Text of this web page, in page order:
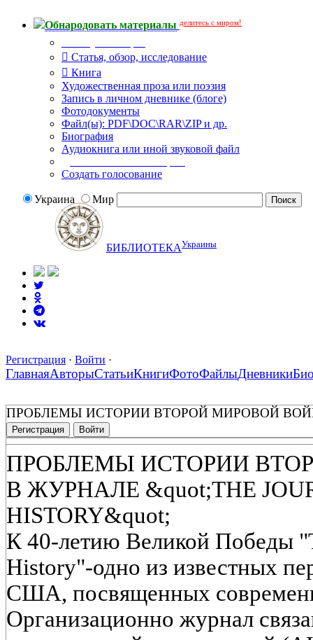
Обнародовать материалы делитесь с миром!
Статья, обзор, исследование
Книга
Художественная проза или поэзия
Запись в личном дневнике (блоге)
Фотодокументы
Файл(ы): PDF\DOC\RAR\ZIP и др.
Биография
Аудиокнига или иной звуковой файл
Создать голосование
Украина Мир
БИБЛИОТЕКАУкраины
Регистрация · Войти ·
ГлавнаяАвторыСтатьиКнигиФотоФайлыДневники
ПРОБЛЕМЫ ИСТОРИИ ВТОРОЙ МИРОВОЙ ВОЙНЫ
Регистрация Войти
ПРОБЛЕМЫ ИСТОРИИ
В ЖУРНАЛЕ &quot;THE
HISTORY&quot;
К 40-летию Великой Победы
History"-одно из известных
США, посвященных
Организационно журнал